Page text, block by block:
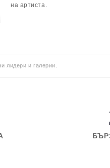
на артиста.
лидери и галерии.